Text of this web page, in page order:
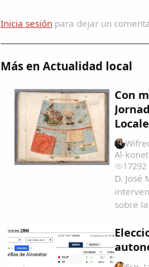
Inicia sesión para dejar un
Más en Actualidad local
Con
Al-
D. José
sobre
cartográfica"